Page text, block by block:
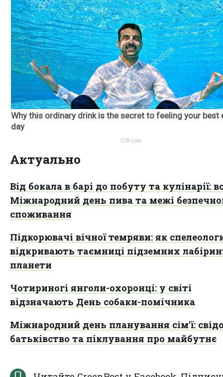
Актуально
Від бокала в барі до побуту та кулінарії:
Міжнародний день пива та межі
споживання
Підкорювачі вічної темряви: як
відкривають таємниці підземних
планети
Чотириногі янголи-охоронці: у світі
відзначають День собаки-помічника
Міжнародний день планування сім'ї:
батьківство та піклування про майбутнє